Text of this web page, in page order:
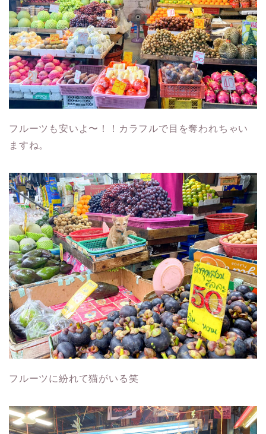
フルーツも安いよ〜！！カラフルで目を奪われちゃい
ますね。
フルーツに紛れて猫がいる笑